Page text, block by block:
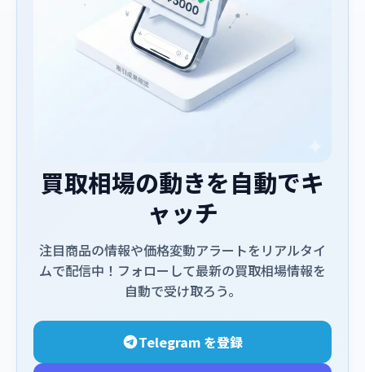
買取相場の動きを自動でキ
ャッチ
注目商品の情報や価格変動アラートをリアルタイ
ムで配信中！フォローして最新の買取相場情報を
自動で受け取ろう。
Telegram を登録